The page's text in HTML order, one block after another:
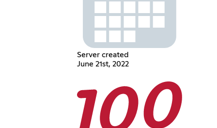
Server created
June 21st, 2022